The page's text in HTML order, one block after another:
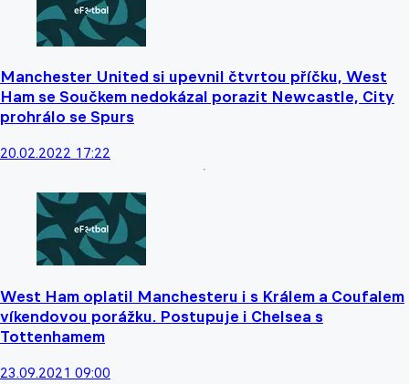
Manchester United si upevnil čtvrtou příčku, West
Ham se Součkem nedokázal porazit Newcastle, City
prohrálo se Spurs
20.02.2022 17:22
West Ham oplatil Manchesteru i s Králem a Coufalem
víkendovou porážku. Postupuje i Chelsea s
Tottenhamem
23.09.2021 09:00